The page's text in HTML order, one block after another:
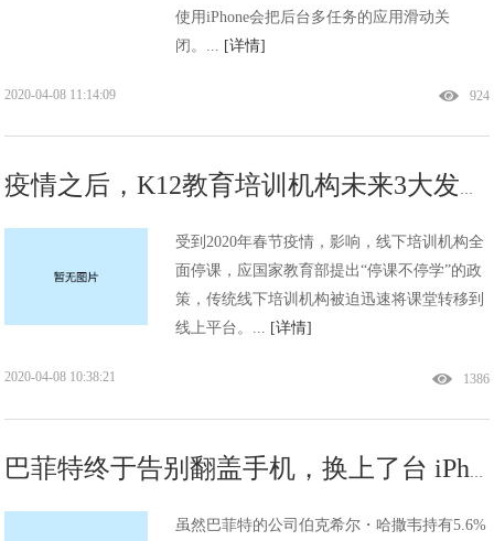
使用iPhone会把后台多任务的应用滑动关
闭。... [详情]
924
2020-04-08 11:14:09
疫情之后，K12教育培训机构未来3大发展趋势
受到2020年春节疫情，影响，线下培训机构全
面停课，应国家教育部提出“停课不停学”的政
策，传统线下培训机构被迫迅速将课堂转移到
线上平台。... [详情]
1386
2020-04-08 10:38:21
虽然巴菲特的公司伯克希尔・哈撒韦持有5.6%